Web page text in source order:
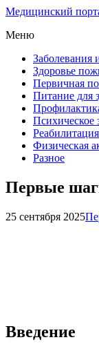
Медицинский
Меню
Заболевания
Здоровье
Первичная
Питание для
Психическое
Физическая
Разное
Первые
25 сентября 2025
Введение